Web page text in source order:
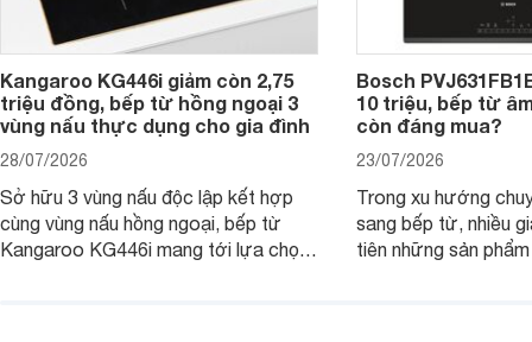
Kangaroo KG446i giảm còn 2,75
triệu đồng, bếp từ hồng ngoại 3
vùng nấu thực dụng cho gia đình
28/07/2026
Sở hữu 3 vùng nấu độc lập kết hợp
cùng vùng nấu hồng ngoại, bếp từ
Kangaroo KG446i mang tới lựa chọn
Bosch
10 triệu, bếp từ
còn đáng mua?
23/07/2026
Trong xu hướng
sang bếp từ, nhiều
tiên những sản